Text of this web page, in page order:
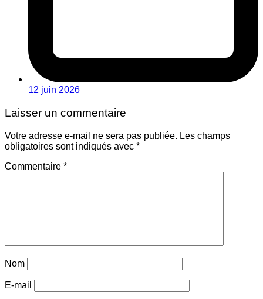
12 juin 2026
Laisser un commentaire
Votre adresse e-mail ne sera pas publiée. Les champs
obligatoires sont indiqués avec *
Commentaire *
Nom
E-mail